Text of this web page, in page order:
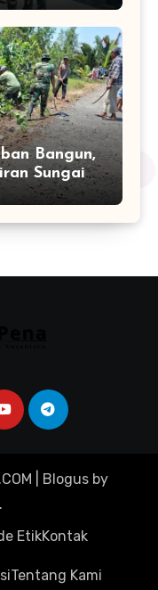
Bangun,
Sungai
Blogusby
EtikKontak
Tentang Kami